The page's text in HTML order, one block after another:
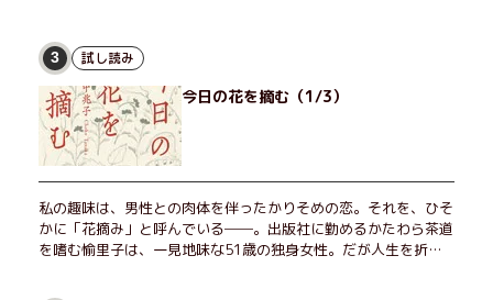
3 試し読み
今日の花を摘む（1/3）
私の趣味は、男性との肉体を伴ったかりそめの恋。それを、ひそ
かに「花摘み」と呼んでいる──。出版社に勤めるかたわら茶道
を嗜む愉里子は、一見地味な51歳の独身女性。だが人生を折り